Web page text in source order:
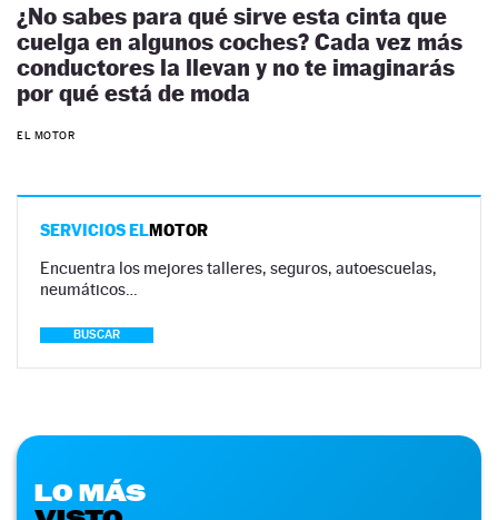
¿No sabes para qué sirve esta cinta que
cuelga en algunos coches? Cada vez más
conductores la llevan y no te imaginarás
por qué está de moda
EL MOTOR
SERVICIOS ELMOTOR
Encuentra los mejores talleres, seguros, autoescuelas,
neumáticos…
BUSCAR
LO MÁS